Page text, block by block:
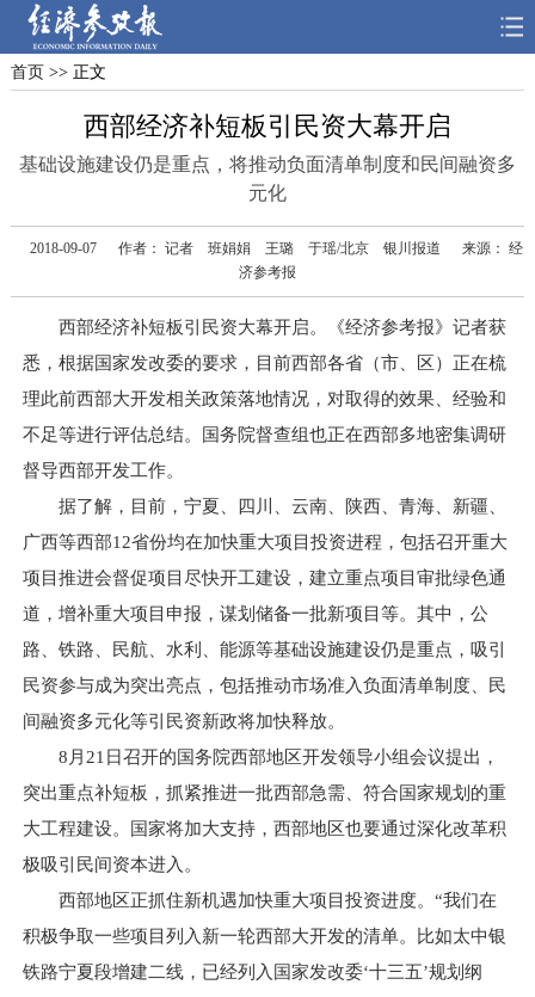
首页 深度 思想
首页 >> 正文
西部经济补短板引民资大幕开启
基础设施建设仍是重点，将推动负面清单制度和民间融资多
元化
2018-09-07 作者： 记者 班娟娟 王璐 于瑶/北京 银川报道
来源： 经
济参考报
西部经济补短板引民资大幕开启。《经济参考报》记者获
悉，根据国家发改委的要求，目前西部各省（市、区）正在梳
理此前西部大开发相关政策落地情况，对取得的效果、经验和
不足等进行评估总结。国务院督查组也正在西部多地密集调研
督导西部开发工作。
据了解，目前，宁夏、四川、云南、陕西、青海、新疆、
广西等西部12省份均在加快重大项目投资进程，包括召开重大
项目推进会督促项目尽快开工建设，建立重点项目审批绿色通
道，增补重大项目申报，谋划储备一批新项目等。其中，公
路、铁路、民航、水利、能源等基础设施建设仍是重点，吸引
民资参与成为突出亮点，包括推动市场准入负面清单制度、民
间融资多元化等引民资新政将加快释放。
8月21日召开的国务院西部地区开发领导小组会议提出，
突出重点补短板，抓紧推进一批西部急需、符合国家规划的重
大工程建设。国家将加大支持，西部地区也要通过深化改革积
极吸引民间资本进入。
西部地区正抓住新机遇加快重大项目投资进度。“我们在
积极争取一些项目列入新一轮西部大开发的清单。比如太中银
铁路宁夏段增建二线，已经列入国家发改委‘十三五’规划纲